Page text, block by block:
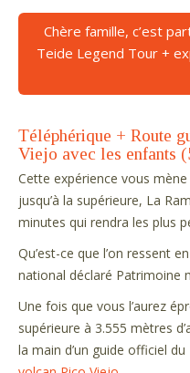
Chère famille, c’est
Teide Legend Tour +
Téléphérique + Route
Viejo avec les enfants
Cette expérience vous
jusqu’à la supérieure, La
minutes qui rendra les plus
Qu’est-ce que l’on ressent
national déclaré Patrimoine
Une fois que vous l’aurez
supérieure à 3.555 mètres
la main d’un guide officiel